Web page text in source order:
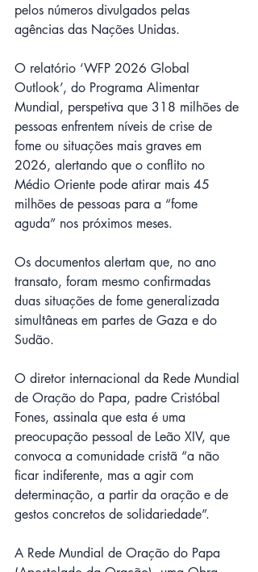
pelos números divulgados pelas
agências das Nações Unidas.
O relatório ‘WFP 2026 Global
Outlook’, do Programa Alimentar
Mundial, perspetiva que 318 milhões de
pessoas enfrentem níveis de crise de
fome ou situações mais graves em
2026, alertando que o conflito no
Médio Oriente pode atirar mais 45
milhões de pessoas para a “fome
aguda” nos próximos meses.
Os documentos alertam que, no ano
transato, foram mesmo confirmadas
duas situações de fome generalizada
simultâneas em partes de Gaza e do
Sudão.
O diretor internacional da Rede Mundial
de Oração do Papa, padre Cristóbal
Fones, assinala que esta é uma
preocupação pessoal de Leão XIV, que
convoca a comunidade cristã “a não
ficar indiferente, mas a agir com
determinação, a partir da oração e de
gestos concretos de solidariedade”.
A Rede Mundial de Oração do Papa